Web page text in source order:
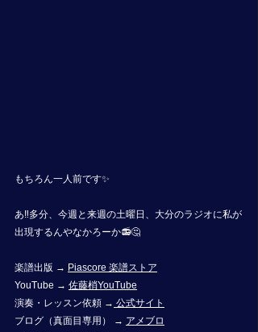
もちろん一人前です✨
あ‼️多分、今週と来週の土曜日、大分のラジオに私が
出現するんやなかろーか📻🤔
楽譜出版 → Piascore 楽譜ストア
YouTube → 佐藤梢YouTube
演奏・レッスン依頼 → 公式サイト
ブログ（真面目専用） → アメブロ